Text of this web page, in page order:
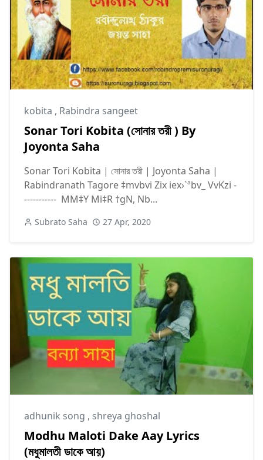
kobita , Rabindra sangeet
Sonar Tori Kobita (সোনার তরী ) By
Joyonta Saha
Sonar Tori Kobita | সোনার তরী | Joyonta Saha |
Rabindranath Tagore ‡mvbvi Zix iex›`ªbv_ VvKzi -
----------- MM‡Y Mi‡R †gN, Nb...
Subrato Saha 27 Apr, 2020
adhunik song , shreya ghoshal
Modhu Maloti Dake Aay Lyrics
(মধুমালতী ডাকে আয়)